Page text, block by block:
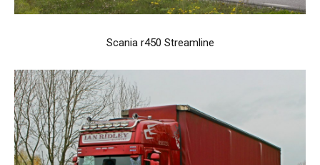
Scania r450 Streamline